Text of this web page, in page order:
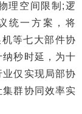
理空间限制;逻
统一方案，将
等七大部件协
秒时延，为十
仅实现局部协
群协同效率实